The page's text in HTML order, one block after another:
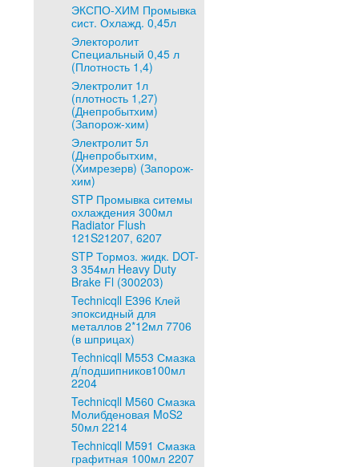
ЭКСПО-ХИМ Промывка
сист. Охлажд. 0,45л
Электоролит
Специальный 0,45 л
(Плотность 1,4)
Электролит 1л
(плотность 1,27)
(Днепробытхим)
(Запорож-хим)
Электролит 5л
(Днепробытхим,
(Химрезерв) (Запорож-
хим)
STP Промывка ситемы
охлаждения 300мл
Radiator Flush
121S21207, 6207
STP Тормоз. жидк. DOT-
3 354мл Heavy Duty
Brake Fl (300203)
Technicqll E396 Клей
эпоксидный для
металлов 2*12мл 7706
(в шприцах)
Technicqll M553 Смазка
д/подшипников100мл
2204
Technicqll M560 Смазка
Молибденовая MoS2
50мл 2214
Technicqll M591 Смазка
графитная 100мл 2207